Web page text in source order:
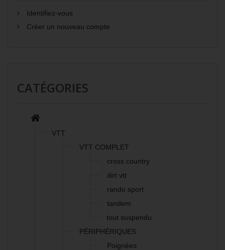
Identifiez-vous
Créer un nouveau compte
CATÉGORIES
VTT
VTT COMPLET
cross country
dirt vtt
rando sport
tandem
tout suspendu
PÉRIPHÉRIQUES
Poignées